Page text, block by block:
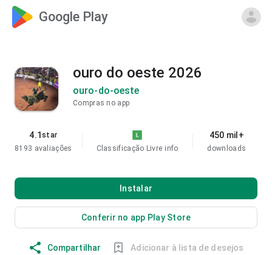
Google Play
ouro do oeste 2026
ouro-do-oeste
Compras no app
4.1star
8193 avaliações
Classificação Livre info
450 mil+
downloads
Instalar
Conferir no app Play Store
Compartilhar Adicionar à lista de desejos